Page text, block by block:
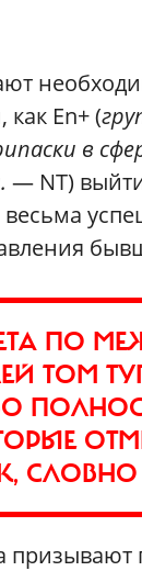
En+ (
в
— NT)
ПО
ТОМ
призывают